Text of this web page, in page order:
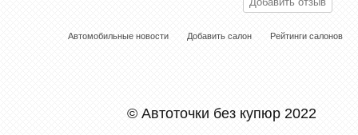
Автомобильные новости Добавить салон Рейтинги салонов
© Автоточки без купюр 2022